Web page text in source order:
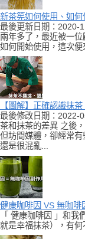
新茶筅如何使用、如何
最後更新日期：2020-
兩年多了，最近被一
如何開始使用，這次
【圖解】正確認識抹
最後修改日期：2022-
茶和抹茶的差異 之後
但坊間媒體，卻經常
還是很混亂...
健康咖啡因 VS 無咖啡
「 健康咖啡因 」和
就是幸福抹茶），有何